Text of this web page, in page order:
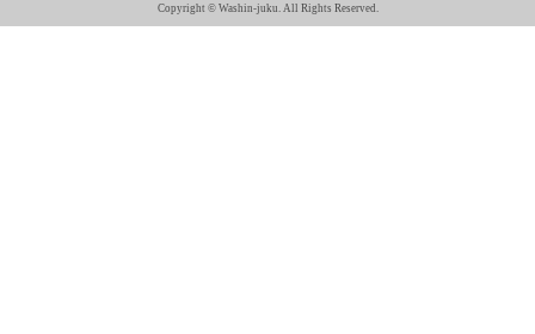
Copyright © Washin-juku. All Rights Reserved.